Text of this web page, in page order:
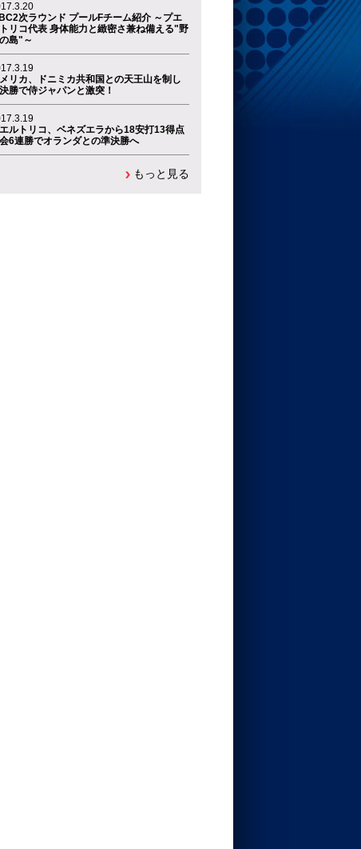
次ラウンド プールFチーム紹介 ～プエ
リコ代表 身体能力と緻密さ兼ね備える"野
島"～
リカ、ドニミカ共和国との天王山を制し
勝で侍ジャパンと激突！
ルトリコ、ベネズエラから18安打13得点
6連勝でオランダとの準決勝へ
もっと見る